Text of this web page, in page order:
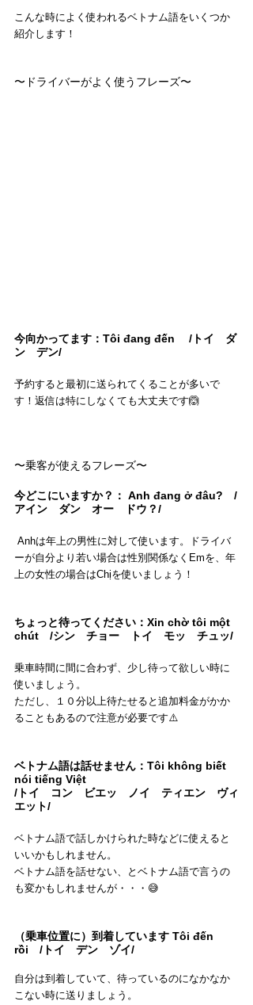
こんな時によく使われるベトナム語をいくつか
紹介します！
〜ドライバーがよく使うフレーズ〜
今向かってます：Tôi đang đến 　/トイ　ダ
ン　デン/
予約すると最初に送られてくることが多いで
す！返信は特にしなくても大丈夫です🙆
〜乗客が使えるフレーズ〜
今どこにいますか？： Anh đang ở đâu?　/
アイン　ダン　オー　ドウ？/
ーが自分より若い場合は性別関係なくEmを、年
上の女性の場合はChịを使いましょう！
ちょっと待ってください：Xin chờ tôi một
chút　/シン　チョー　トイ　モッ　チュッ/
乗車時間に間に合わず、少し待って欲しい時に
使いましょう。
ただし、１０分以上待たせると追加料金がかか
ることもあるので注意が必要です⚠️
ベトナム語は話せません：Tôi không biết
nói tiếng Việt
/トイ　コン　ビエッ　ノイ　ティエン　ヴィ
エット/
ベトナム語で話しかけられた時などに使えると
いいかもしれません。
ベトナム語を話せない、とベトナム語で言うの
も変かもしれませんが・・・😅
（乗車位置に）到着しています Tôi đến
rồi　/トイ　デン　ゾイ/
自分は到着していて、待っているのになかなか
こない時に送りましょう。